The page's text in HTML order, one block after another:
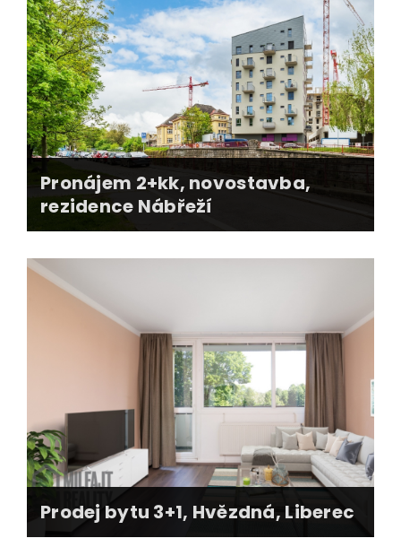
profiesionální fotografie
kampaň na sociálních sítích
výběr nájemce, prověření nájemce
nájemní smlouvy + předání nemovitosti
realitní servis po dobu nájmu
Pronájem 2+kk, novostavba,
rezidence Nábřeží
profesionální fotografie
online + offline reklama
prohlídky, výběr nájemníka, prověření
nájemní smlouva + předání nemovitosti
realitní servis po dobu trvání nájmu
Prodej bytu 3+1, Hvězdná, Liberec